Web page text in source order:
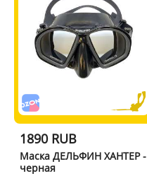
1890 RUB
Маска ДЕЛЬФИН ХАНТЕР -
черная